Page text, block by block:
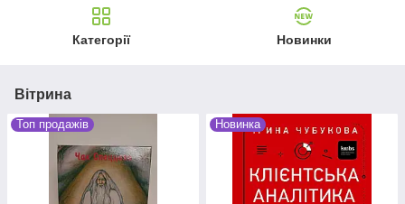
Категорії Новинки
Вітрина
Топ продажів Новинка